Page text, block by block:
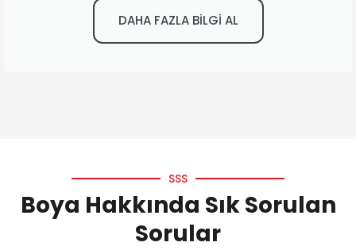
DAHA FAZLA BİLGİ AL
SSS
Boya Hakkında Sık Sorulan
Sorular